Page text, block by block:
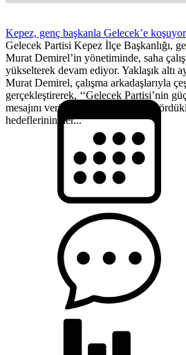
Kepez, genç başkanla Gelecek’e
Gelecek Partisi Kepez İlçe Başkanlığı,
Murat Demirel’in yönetiminde, saha
yükselterek devam ediyor. Yaklaşık altı
Murat Demirel, çalışma arkadaşlarıyla
gerçekleştirerek, ‘‘Gelecek Partisi’nin
mesajını veriyor. Başkan Demirel
hedeflerinin her...